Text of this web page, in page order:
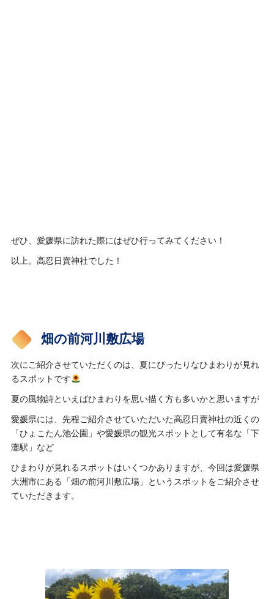
ぜひ、愛媛県に訪れた際にはぜひ行ってみてください！
以上。高忍日賣神社でした！
畑の前河川敷広場
次にご紹介させていただくのは、夏にぴったりなひまわりが見れ
るスポットです
夏の風物詩といえばひまわりを思い描く方も多いかと思いますが
愛媛県には、先程ご紹介させていただいた高忍日賣神社の近くの
「ひょこたん池公園」や愛媛県の観光スポットとして有名な「下
灘駅」など
ひまわりが見れるスポットはいくつかありますが、今回は愛媛県
大洲市にある「畑の前河川敷広場」というスポットをご紹介させ
ていただきます。